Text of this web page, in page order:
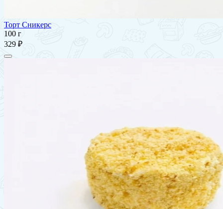
Торт Сникерс
100 г
329 ₽